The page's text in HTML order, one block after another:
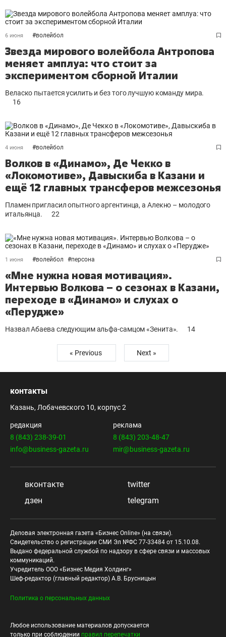
6 июня #волейбол
Звезда мирового волейбола Антропова
меняет амплуа: что стоит за
экспериментом сборной Италии
Веласко пытается усилить и без того лучшую команду мира.
16
4 июня #волейбол
Волков в «Динамо», Де Чекко в
«Локомотиве», Давыскиба в Казани и
ещё 12 главных трансферов межсезонья
Пламен пригласил опытного аргентинца, а Алекно – молодого
итальянца.
22
1 июня #волейбол #персона
«Мне нужна новая мотивация».
Интервью Волкова – о сезонах в Казани,
переходе в «Динамо» и слухах о
«Перудже»
Назвал Абаева следующим альфа-самцом «Зенита». 14
« Previous Next »
контакты
Казань, Лобачевского 10, корпус 2
редакция
8 (843) 238-39-01
info@business-gazeta.ru
реклама
8 (843) 203-48-47
mir@business-gazeta.ru
вконтакте
twitter
дзен
telegram
Деловая электронная газета «Бизнес Online» (на связи).
Свидетельство о регистрации СМИ Эл №ФС 77-33484 от 15.10.08.
Выдано федеральной службой по надзору в сфере связи и массовых
коммуникаций.
Учредитель ООО «Бизнес Медия Холдинг»
Шеф-редактор (главный редактор) А.В. Брусницын
Политика о персональных данных
Любое использование материалов допускается
только при соблюдении правил перепечатки